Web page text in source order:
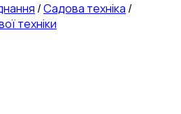
/Садова техніка /
техніки